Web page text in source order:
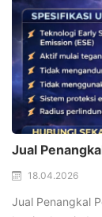
Jual
18.04.2026
Jual Penangkal